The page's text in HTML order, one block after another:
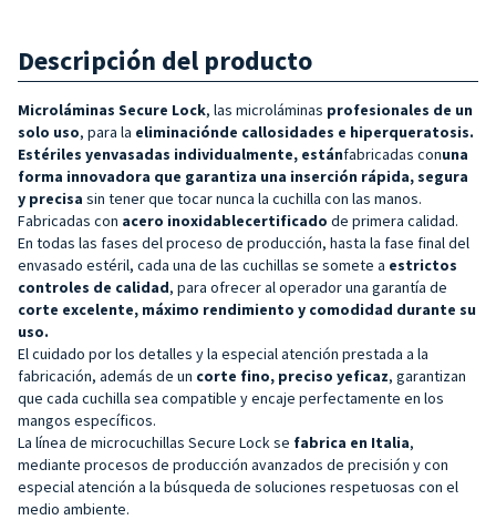
Descripción del producto
Microláminas Secure Lock, las microláminas profesionales de un
solo uso, para la eliminaciónde callosidades e hiperqueratosis.
Estériles yenvasadas individualmente, estánfabricadas conuna
forma innovadora que garantiza una inserción rápida, segura
y precisa sin tener que tocar nunca la cuchilla con las manos.
Fabricadas con acero inoxidablecertificado de primera calidad.
En todas las fases del proceso de producción, hasta la fase final del
envasado estéril, cada una de las cuchillas se somete a estrictos
controles de calidad, para ofrecer al operador una garantía de
corte excelente, máximo rendimiento y comodidad durante su
uso.
El cuidado por los detalles y la especial atención prestada a la
fabricación, además de un corte fino, preciso yeficaz, garantizan
que cada cuchilla sea compatible y encaje perfectamente en los
mangos específicos.
La línea de microcuchillas Secure Lock se fabrica en Italia,
mediante procesos de producción avanzados de precisión y con
especial atención a la búsqueda de soluciones respetuosas con el
medio ambiente.